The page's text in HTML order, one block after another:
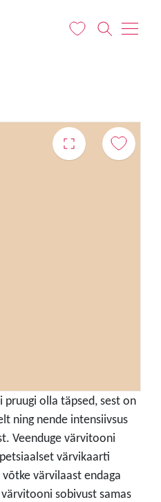
olla täpsed, sest on
ning nende intensiivsus
Veenduge värvitooni
värvikaarti
värvilaast endaga
sobivust samas